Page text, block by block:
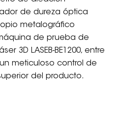
de dureza óptica
metalográfico
de prueba de
3D LASEB-BE1200, entre
meticuloso control de
del producto.